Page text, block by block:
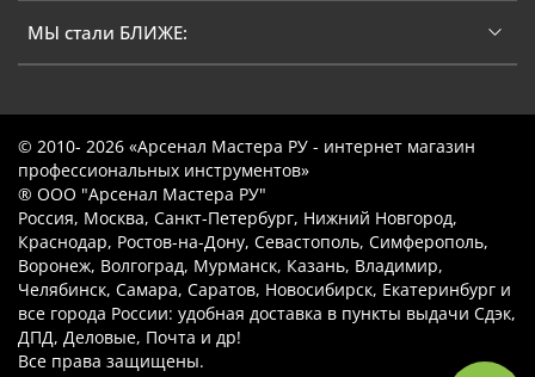
МЫ стали БЛИЖЕ:
© 2010- 2026 «Арсенал Мастера РУ - интернет магазин
профессиональных инструментов»
® ООО "Арсенал Мастера РУ"
Россия, Москва, Санкт-Петербург, Нижний Новгород,
Краснодар, Ростов-на-Дону, Севастополь, Симферополь,
Воронеж, Волгоград, Мурманск, Казань, Владимир,
Челябинск, Самара, Саратов, Новосибирск, Екатеринбург и
все города России: удобная доставка в пункты выдачи Сдэк,
ДПД, Деловые, Почта и др!
Все права защищены.